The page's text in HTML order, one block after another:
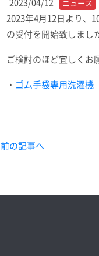
2023/04/12 ニュース
2023年4月12日より、
の受付を開始致しまし
ご検討のほど宜しくお
・ ゴム手袋専用洗濯機
前の記事へ